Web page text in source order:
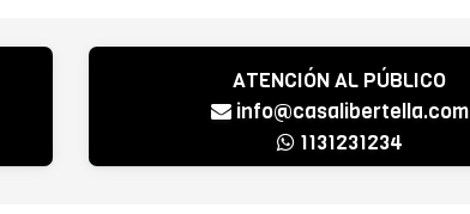
ATENCIÓN AL PÚBLICO
info@casalibertella.com
1131231234